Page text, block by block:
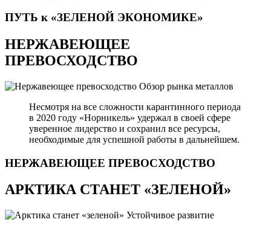
ПУТЬ к «ЗЕЛЕНОЙ ЭКОНОМИКЕ»
НЕРЖАВЕЮЩЕЕ
ПРЕВОСХОДСТВО
Обзор рынка металлов
Несмотря на все сложности карантинного периода
в 2020 году «Норникель» удержал в своей сфере
уверенное лидерство и сохранил все ресурсы,
необходимые для успешной работы в дальнейшем.
НЕРЖАВЕЮЩЕЕ ПРЕВОСХОДСТВО
АРКТИКА СТАНЕТ «ЗЕЛЕНОЙ»
Устойчивое развитие